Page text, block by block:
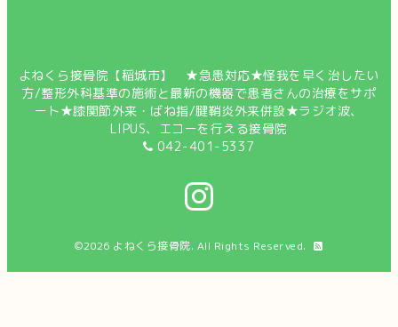
よねくら接骨院【稲城市】 ★急患対応★怪我を早く治したい
方/整形外科基準の施術と最新の機器で患者さんの治療をサポ
ート★膝関節外来・ばね指/腱鞘炎外来併設★ラジオ波、
LIPUS、エコーを行える接骨院
042-401-5337
©2026 よねくら接骨院. All Rights Reserved.